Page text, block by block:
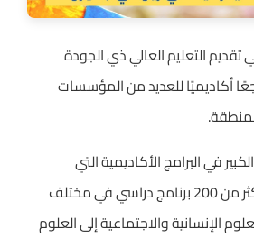
تقديم التعليم العالي ذي الجودة
أكاديميًا للعديد من المؤسسات
في البرامج الأكاديمية التي
تقدمها، حيث تشمل أكثر من 200 برنامج دراسي في مختلف
الإنسانية والاجتماعية إلى العلوم